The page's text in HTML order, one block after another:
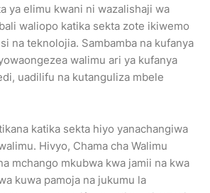
ya elimu kwani ni wazalishaji wa
waliopo katika sekta zote ikiwemo
na teknolojia. Sambamba na kufanya
walimu ari ya kufanya
uadilifu na kutanguliza mbele
katika sekta hiyo yanachangiwa
Hivyo, Chama cha Walimu
mchango mkubwa kwa jamii na kwa
kuwa pamoja na jukumu la